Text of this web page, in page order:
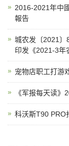
2016-2021年中
報告
城农发〔2021〕
印发《2021-3年
宠物店职工打游
《军报每天读》
科沃斯T90 PRO